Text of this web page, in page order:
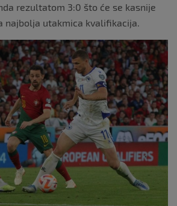
rezultatom 3:0 što će se kasnije
najbolja utakmica kvalifikacija.